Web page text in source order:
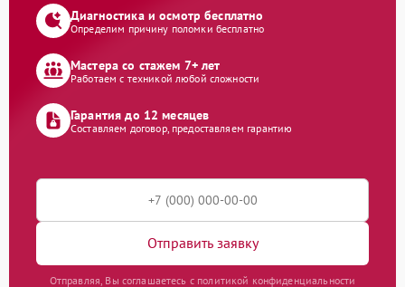
Диагностика и осмотр бесплатно
Определим причину поломки бесплатно
Мастера со стажем 7+ лет
Работаем с техникой любой сложности
Гарантия до 12 месяцев
Составляем договор, предоставляем гарантию
Отправить заявку
Отправляя, Вы соглашаетесь с политикой конфиденциальности